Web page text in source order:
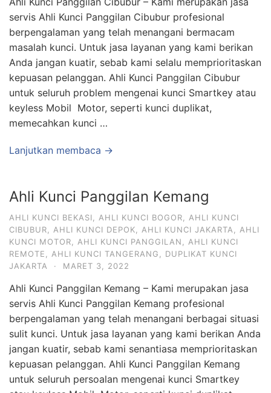
servis Ahli Kunci Panggilan Cibubur profesional
berpengalaman yang telah menangani bermacam
masalah kunci. Untuk jasa layanan yang kami berikan
Anda jangan kuatir, sebab kami selalu memprioritaskan
kepuasan pelanggan. Ahli Kunci Panggilan Cibubur
untuk seluruh problem mengenai kunci Smartkey atau
keyless Mobil Motor, seperti kunci duplikat,
memecahkan kunci …
Lanjutkan membaca →
Ahli Kunci Panggilan Kemang
AHLI KUNCI BEKASI AHLI KUNCI BOGOR
AHLI KUNCI
CIBUBUR
AHLI KUNCI DEPOK AHLI KUNCI JAKARTA
AHLI
KUNCI MOTOR
AHLI KUNCI PANGGILAN
AHLI KUNCI
REMOTE
AHLI KUNCI TANGERANG
DUPLIKAT KUNCI
JAKARTA
· MARET 3, 2022
Ahli Kunci Panggilan Kemang – Kami merupakan jasa
servis Ahli Kunci Panggilan Kemang profesional
berpengalaman yang telah menangani berbagai situasi
sulit kunci. Untuk jasa layanan yang kami berikan Anda
jangan kuatir, sebab kami senantiasa memprioritaskan
kepuasan pelanggan. Ahli Kunci Panggilan Kemang
untuk seluruh persoalan mengenai kunci Smartkey